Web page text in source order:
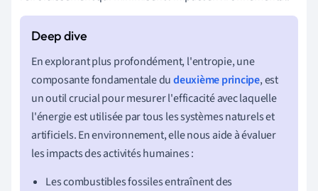
En explorant plus profondément, l'entropie, une
composante fondamentale dudeuxième principe, est
un outil crucial pour mesurer l'efficacité avec laquelle
l'énergie est utilisée par tous les systèmes naturels et
artificiels. En environnement, elle nous aide à évaluer
les impacts des activités humaines :
Les combustibles fossiles entraînent des